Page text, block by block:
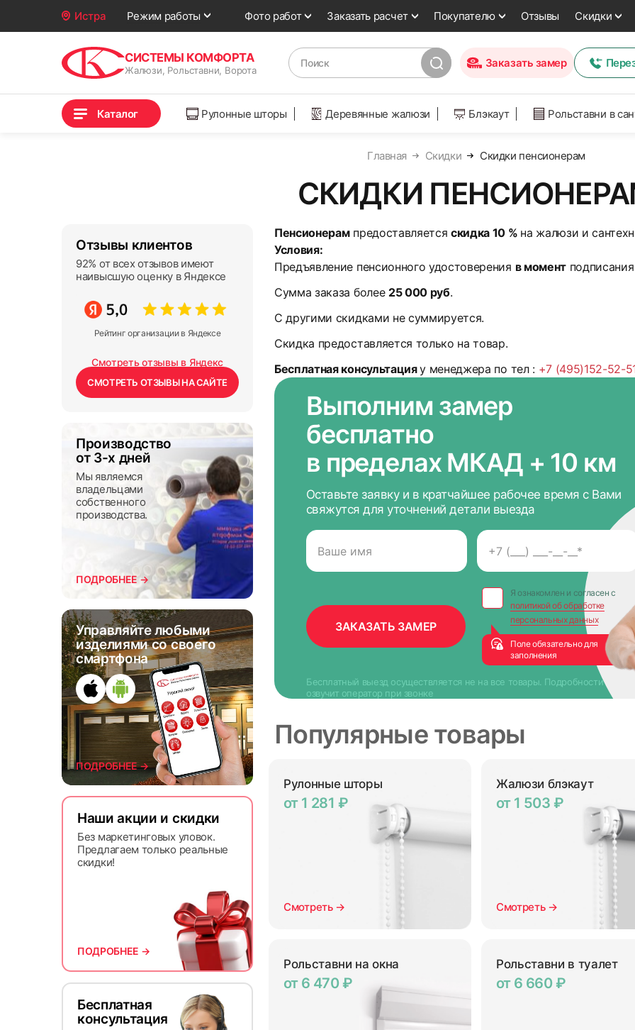
Истра Режим работы Фото работ Заказать расчет Покупателю Отзывы Скидки
СИСТЕМЫ КОМФОРТА
Жалюзи, Рольставни, Ворота
Заказать замер
Каталог Рулонные шторы Деревянные жалюзи Блэкаут Рольставни в
Главная Скидки Скидки пенсионерам
СКИДКИ
Отзывы клиентов
92% от всех отзывов имеют
наивысшую оценку в Яндексе
Рейтинг организации в Яндексе
Смотреть отзывы в Яндекс
СМОТРЕТЬ ОТЗЫВЫ НА САЙТЕ
Производство
от 3-х дней
Мы являемся
владельцами
собственного
производства.
ПОДРОБНЕЕ →
Управляйте любыми
изделиями со своего
смартфона
ПОДРОБНЕЕ →
Наши акции и скидки
Без маркетинговых уловок.
Предлагаем только реальные
скидки!
ПОДРОБНЕЕ →
Бесплатная
консультация
Пенсионерампредоставляетсяскидка 10 % на жалюзи и
Условия:
Предъявление пенсионного удостоверения в моментподписания
Сумма заказа более 25 000 руб.
С другими скидками не суммируется.
Скидка предоставляется только на товар.
Бесплатная консультацияу менеджера по тел : +7 (495)152-52-
Выполним замер
бесплатно
в пределах МКАД + 10 км
Оставьте заявку и в кратчайшее рабочее время с Вами
свяжутся для уточнений детали выезда
Я ознакомлен и согласен с
политикой об обработке
персональных данных
Поле обязательно для
заполнения
Бесплатный выезд осуществляется не на все товары. Подробности
озвучит оператор при звонке
Популярные товары
Рулонные шторы
от 1 281 ₽
Смотреть →
Жалюзи блэкаут
от 1 503 ₽
Смотреть →
Рольставни на окна
от 6 470 ₽
Рольставни в туалет
от 6 660 ₽